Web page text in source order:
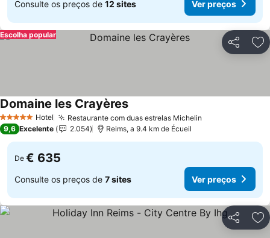
Consulte os preços de 12 sites Ver preços
Partilhar
Escolha popular
5 Estrelas Hotel Restaurante com duas estrelas Michelin
Domaine les CrayèresVer preços
9,6 Excelente 2.054 Reims, a 9.4 km de Écueil
De € 635
Consulte os preços de 7 sites Ver preços
Partilhar